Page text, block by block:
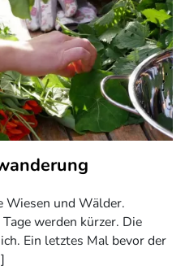
Wiesen und Wälder.
werden kürzer. Die
Ein letztes Mal bevor der